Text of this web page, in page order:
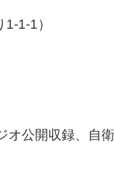
1-1）
公開収録、自